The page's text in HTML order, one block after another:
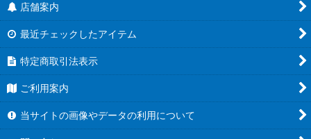
店舗案内
最近チェックしたアイテム
特定商取引法表示
ご利用案内
当サイトの画像やデータの利用について